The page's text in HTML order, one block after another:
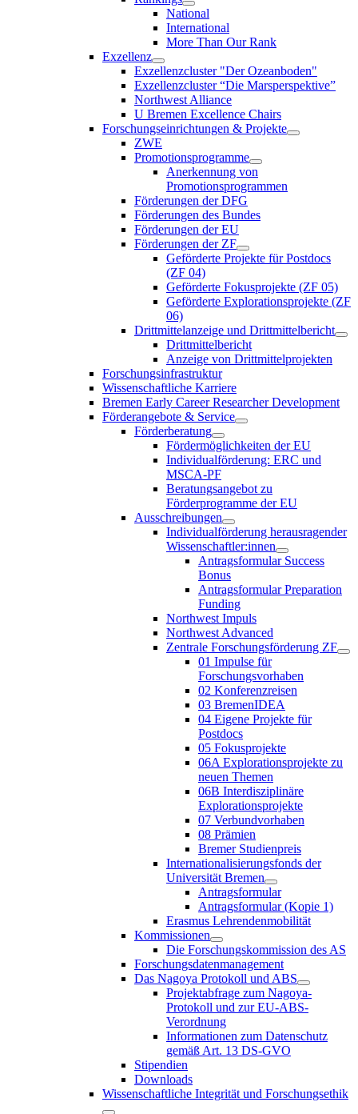
National
International
More Than Our Rank
Exzellenz
Exzellenzcluster "Der Ozeanboden"
Exzellenzcluster “Die Marsperspektive”
Northwest Alliance
U Bremen Excellence Chairs
Forschungseinrichtungen & Projekte
ZWE
Promotionsprogramme
Anerkennung von
Promotionsprogrammen
Förderungen der DFG
Förderungen des Bundes
Förderungen der EU
Förderungen der ZF
Geförderte Projekte für Postdocs
(ZF 04)
Geförderte Fokusprojekte (ZF 05)
Geförderte Explorationsprojekte (ZF
06)
Drittmittelanzeige und Drittmittelbericht
Drittmittelbericht
Anzeige von Drittmittelprojekten
Forschungsinfrastruktur
Wissenschaftliche Karriere
Bremen Early Career Researcher Development
Förderangebote & Service
Förderberatung
Fördermöglichkeiten der EU
Individualförderung: ERC und
MSCA-PF
Beratungsangebot zu
Förderprogramme der EU
Ausschreibungen
Individualförderung herausragender
Wissenschaftler:innen
Antragsformular Success
Bonus
Antragsformular Preparation
Funding
Northwest Impuls
Northwest Advanced
Zentrale Forschungsförderung ZF
01 Impulse für
Forschungsvorhaben
02 Konferenzreisen
03 BremenIDEA
04 Eigene Projekte für
Postdocs
05 Fokusprojekte
06A Explorationsprojekte zu
neuen Themen
06B Interdisziplinäre
Explorationsprojekte
07 Verbundvorhaben
08 Prämien
Bremer Studienpreis
Internationalisierungsfonds der
Universität Bremen
Antragsformular
Antragsformular (Kopie 1)
Erasmus Lehrendenmobilität
Kommissionen
Die Forschungskommission des AS
Forschungsdatenmanagement
Das Nagoya Protokoll und ABS
Projektabfrage zum Nagoya-
Protokoll und zur EU-ABS-
Verordnung
Informationen zum Datenschutz
gemäß Art. 13 DS-GVO
Stipendien
Downloads
Wissenschaftliche Integrität und Forschungsethik